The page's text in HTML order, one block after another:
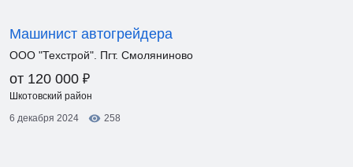
Машинист автогрейдера
ООО "Техстрой". Пгт. Смоляниново
от 120 000 ₽
Шкотовский район
6 декабря 2024
258